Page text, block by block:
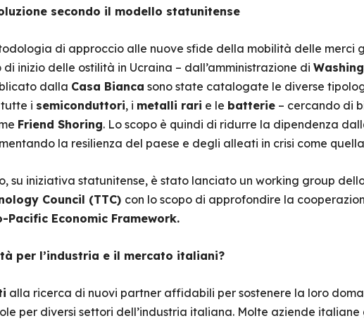
secondo il modello statunitense
di approccio alle nuove sfide della mobilità delle merci
inizio delle ostilità in Ucraina – dall’amministrazione di
dalla Casa Bianca sono state catalogate le diverse
i semiconduttori, i metalli rari e le batterie– cercando di
Friend Shoring. Lo scopo è quindi di ridurre la dipendenza
la resilienza del paese e degli alleati in crisi come
su iniziativa statunitense, è stato lanciato un working group
Council (TTC) con lo scopo di approfondire la
Pacific Economic Framework.
per l’industria e il mercato italiani?
alla ricerca di nuovi partner affidabili per sostenere la loro
per diversi settori dell’industria italiana. Molte aziende